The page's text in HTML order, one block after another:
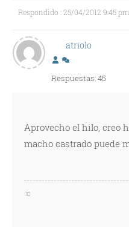
Respondido : 25/04/2012 9:45 pm
atriolo
Respuestas: 45
Aprovecho el hilo, creo
macho castrado puede
:c